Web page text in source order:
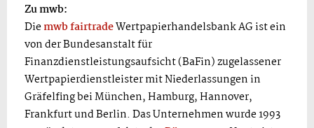
Zu mwb:
Diemwb fairtradeWertpapierhandelsbank AG ist ein
von der Bundesanstalt für
Finanzdienstleistungsaufsicht (BaFin) zugelassener
Wertpapierdienstleister mit Niederlassungen in
Gräfelfing bei München, Hamburg, Hannover,
Frankfurt und Berlin. Das Unternehmen wurde 1993